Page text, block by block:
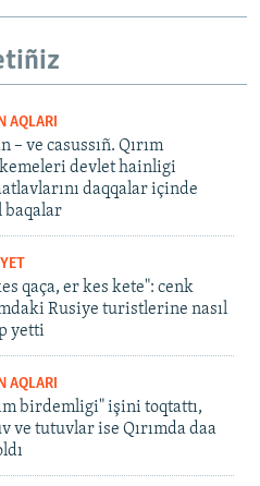
AQLARI
– ve casussıñ. Qırım
devlet hainligi
daqqalar içinde
baqalar
qaça, er kes kete": cenk
Rusiye turistlerine nasıl
yetti
AQLARI
birdemligi" işini toqtattı,
ve tutuvlar ise Qırımda daa